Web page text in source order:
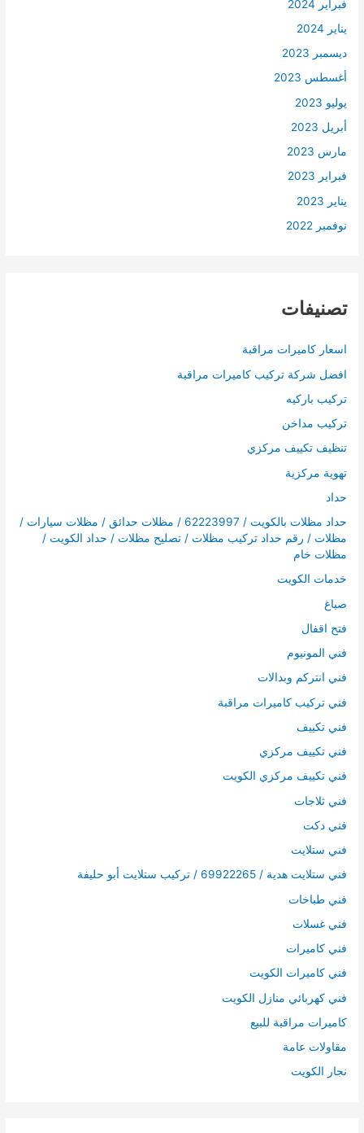
فبراير 2024
يناير 2024
ديسمبر 2023
أغسطس 2023
يوليو 2023
أبريل 2023
مارس 2023
فبراير 2023
يناير 2023
نوفمبر 2022
تصنيفات
اسعار كاميرات مراقبة
افضل شركة تركيب كاميرات مراقبة
تركيب باركيه
تركيب مداخن
تنظيف تكييف مركزي
تهوية مركزية
حداد
حداد مظلات بالكويت / 62223997 / مظلات حدائق / مظلات سيارات /
مظلات / رقم حداد تركيب مظلات / تصليح مظلات / حداد الكويت /
مظلات خام
خدمات الكويت
صباغ
فتح اقفال
فني المونيوم
فني انتركم وبدالات
فني تركيب كاميرات مراقبة
فني تكييف
فني تكييف مركزي
فني تكييف مركزي الكويت
فني ثلاجات
فني دكت
فني ستلايت
فني ستلايت هدية / 69922265 / تركيب ستلايت أبو حليفة
فني طباخات
فني غسلات
فني كاميرات
فني كاميرات الكويت
فني كهربائي منازل الكويت
كاميرات مراقبة للبيع
مقاولات عامة
نجار الكويت